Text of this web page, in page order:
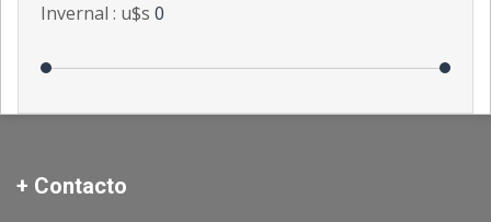
Invernal : u$s 0
+ Contacto